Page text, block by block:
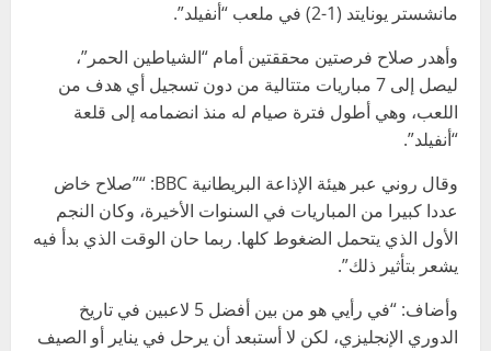
مانشستر يونايتد (1-2) في ملعب “أنفيلد”.
وأهدر صلاح فرصتين محققتين أمام “الشياطين الحمر”،
ليصل إلى 7 مباريات متتالية من دون تسجيل أي هدف من
اللعب، وهي أطول فترة صيام له منذ انضمامه إلى قلعة
“أنفيلد”.
وقال روني عبر هيئة الإذاعة البريطانية BBC: “”صلاح خاض
عددا كبيرا من المباريات في السنوات الأخيرة، وكان النجم
الأول الذي يتحمل الضغوط كلها. ربما حان الوقت الذي بدأ فيه
يشعر بتأثير ذلك”.
وأضاف: “في رأيي هو من بين أفضل 5 لاعبين في تاريخ
الدوري الإنجليزي، لكن لا أستبعد أن يرحل في يناير أو الصيف